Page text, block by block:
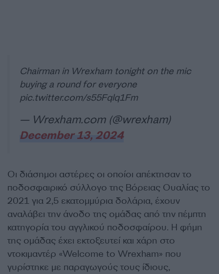
Chairman in Wrexham tonight on the mic
buying a round for everyone
pic.twitter.com/s55Fqlq1Fm
— Wrexham.com (@wrexham)
December 13, 2024
Οι διάσημοι αστέρες οι οποίοι απέκτησαν το
ποδοσφαιρικό σύλλογο της Βόρειας Ουαλίας το
2021 για 2,5 εκατομμύρια δολάρια, έχουν
αναλάβει την άνοδο της ομάδας από την πέμπτη
κατηγορία του αγγλικού ποδοσφαίρου. Η φήμη
της ομάδας έχει εκτοξευτεί και χάρη στο
ντοκιμαντέρ «Welcome to Wrexham» που
γυρίστηκε με παραγωγούς τους ίδιους,